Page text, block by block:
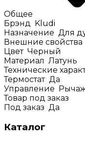
Общее
Брэнд
Kludi
Назначение Для
Внешние свойства
Цвет Черный
Материал Латунь
Технические
Термостат Да
Управление
Товар под заказ
Под заказ Да
Каталог